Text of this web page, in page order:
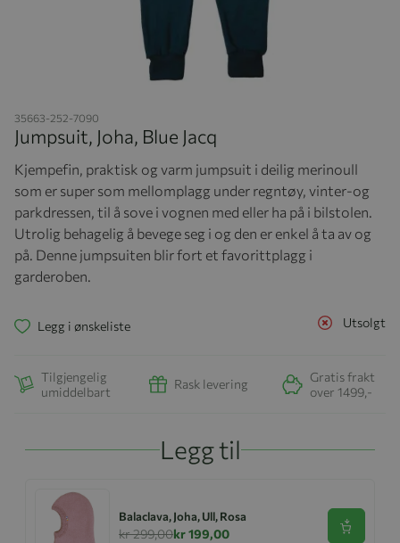
35663-252-7090
Jumpsuit, Joha, Blue Jacq
Kjempefin, praktisk og varm jumpsuit i deilig merinoull
som er super som mellomplagg under regntøy, vinter-og
parkdressen, til å sove i vognen med eller ha på i bilstolen.
Utrolig behagelig å bevege seg i og den er enkel å ta av og
på. Denne jumpsuiten blir fort et favorittplagg i
garderoben.
Utsolgt
Legg i ønskeliste
Tilgjengelig
umiddelbart
Rask levering
Gratis frakt
over 1499,-
Legg til
Balaclava, Joha, Ull, Rosa
kr 299,00kr 199,00 Se